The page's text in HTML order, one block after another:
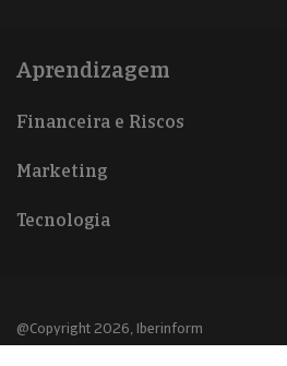
Aprendizagem
Financeira e Riscos
Marketing
Tecnologia
@Copyright 2026, Iberinform